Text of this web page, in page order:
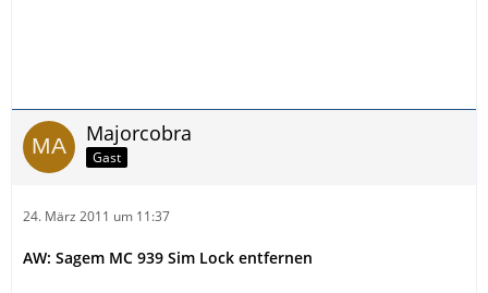
Majorcobra
Gast
24. März 2011 um 11:37
AW: Sagem MC 939 Sim Lock entfernen